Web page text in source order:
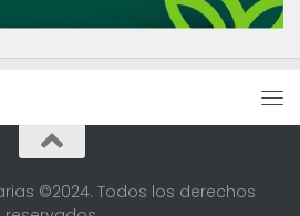
©2024. Todos los derechos